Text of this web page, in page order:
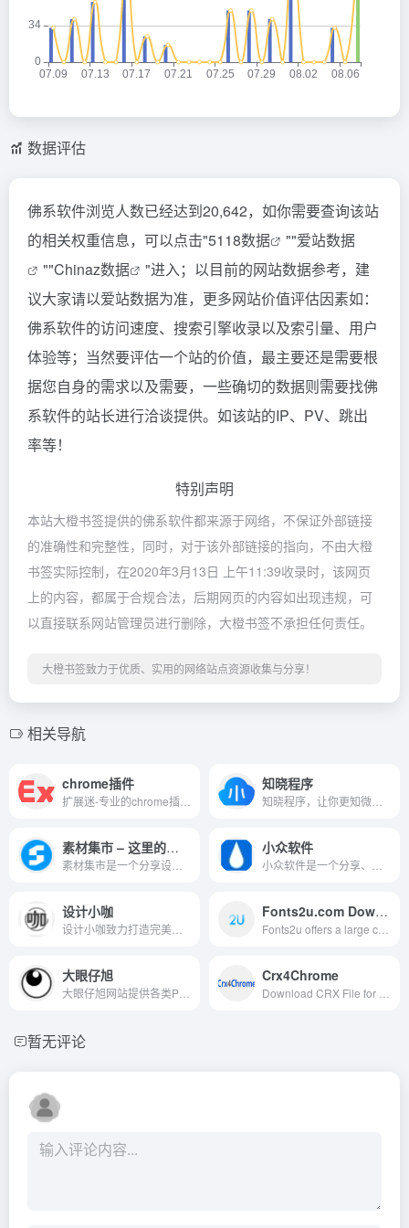
数据评估
佛系软件浏览人数已经达到20,642，如你需要查询该站
的相关权重信息，可以点击"5118数据 ""爱站数据
""Chinaz数据
"进入；以目前的网站数据参考，建
议大家请以爱站数据为准，更多网站价值评估因素如：
佛系软件的访问速度、搜索引擎收录以及索引量、用户
体验等；当然要评估一个站的价值，最主要还是需要根
据您自身的需求以及需要，一些确切的数据则需要找佛
系软件的站长进行洽谈提供。如该站的IP、PV、跳出
率等！
特别声明
本站大橙书签提供的佛系软件都来源于网络，不保证外部链接
的准确性和完整性，同时，对于该外部链接的指向，不由大橙
书签实际控制，在2020年3月13日 上午11:39收录时，该网页
上的内容，都属于合规合法，后期网页的内容如出现违规，可
以直接联系网站管理员进行删除，大橙书签不承担任何责任。
大橙书签致力于优质、实用的网络站点资源收集与分享！
相关导航
chrome插件 知晓程序
素材集市 – 这里的素材有点酷！ 小众软件
设计小咖 Fonts2u.com Download fonts
大眼仔旭 Crx4Chrome
暂无评论